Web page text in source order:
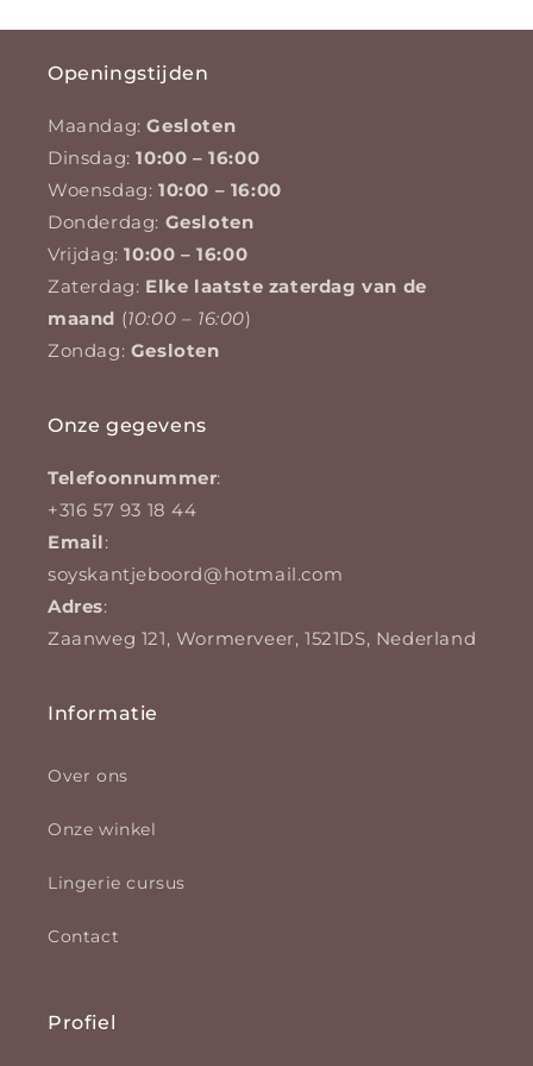
Openingstijden
Maandag:Gesloten
Dinsdag:10:00 – 16:00
Woensdag: 10:00 – 16:00
Donderdag: Gesloten
Vrijdag:10:00 – 16:00
Zaterdag: Elke laatste zaterdag van de
maand (10:00 – 16:00)
Zondag: Gesloten
Onze gegevens
Telefoonnummer:
+316 57 93 18 44
Email:
soyskantjeboord@hotmail.com
Adres:
Zaanweg 121, Wormerveer, 1521DS, Nederland
Informatie
Over ons
Onze winkel
Lingerie cursus
Contact
Profiel